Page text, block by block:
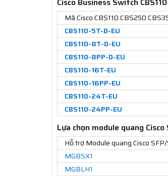
Mã Cisco CBS110 CBS250
CBS110-5T-D-EU
CBS110-8T-D-EU
CBS110-8PP-D-EU
CBS110-16T-EU
CBS110-16PP-EU
CBS110-24T-EU
CBS110-24PP-EU
Lựa chọn module quang Cisco
Hỗ trợ Module quang Cisco
MGBSX1
MGBLH1